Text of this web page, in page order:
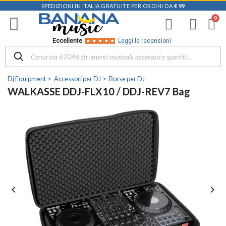
SPEDIZIONI IN ITALIA GRATUITE PER ORDINI DA € 99
Eccellente Leggi le recensioni
Dj Equipment Accessori per DJ Borse per DJ
WALKASSE DDJ-FLX10 / DDJ-REV7 Bag
 